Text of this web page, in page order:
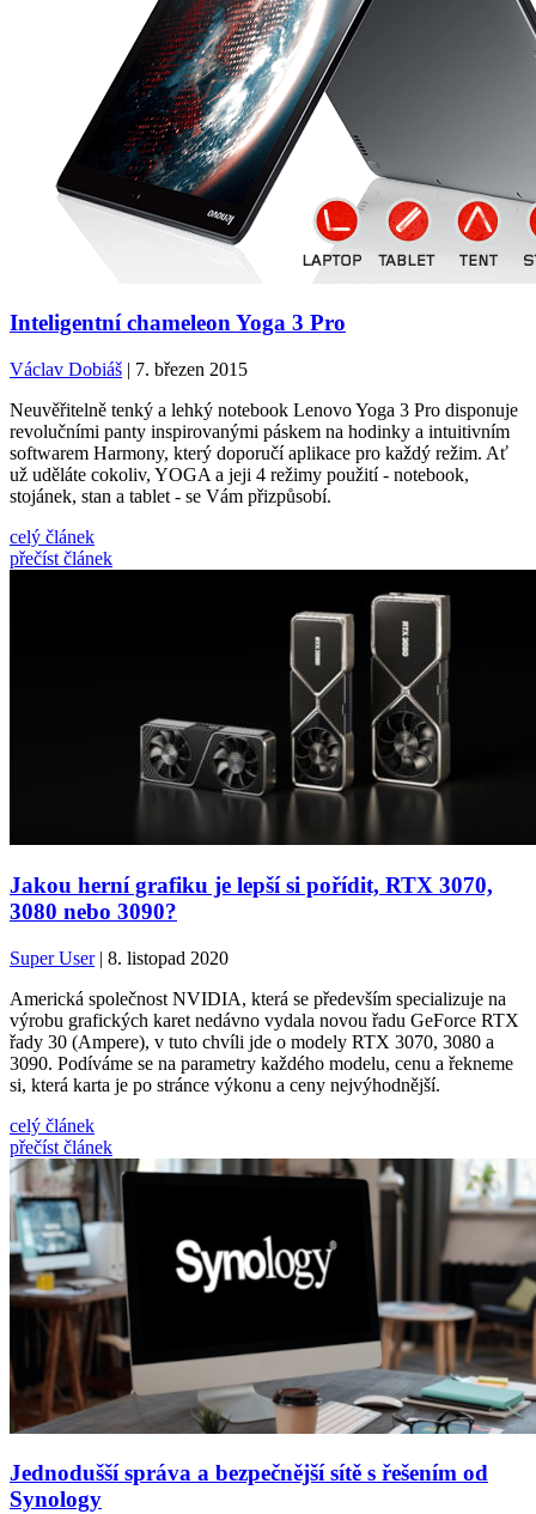
Inteligentní chameleon Yoga 3 Pro
Václav Dobiáš | 7. březen 2015
Neuvěřitelně tenký a lehký notebook Lenovo Yoga 3 Pro disponuje
revolučními panty inspirovanými páskem na hodinky a intuitivním
softwarem Harmony, který doporučí aplikace pro každý režim. Ať
už uděláte cokoliv, YOGA a jeji 4 režimy použití - notebook,
stojánek, stan a tablet - se Vám přizpůsobí.
celý článek
přečíst článek
Jakou herní grafiku je lepší si pořídit, RTX 3070,
3080 nebo 3090?
Super User| 8. listopad 2020
Americká společnost NVIDIA, která se především specializuje na
výrobu grafických karet nedávno vydala novou řadu GeForce RTX
řady 30 (Ampere), v tuto chvíli jde o modely RTX 3070, 3080 a
3090. Podíváme se na parametry každého modelu, cenu a řekneme
si, která karta je po stránce výkonu a ceny nejvýhodnější.
celý článek
přečíst článek
Jednodušší správa a bezpečnější sítě s řešením od
Synology